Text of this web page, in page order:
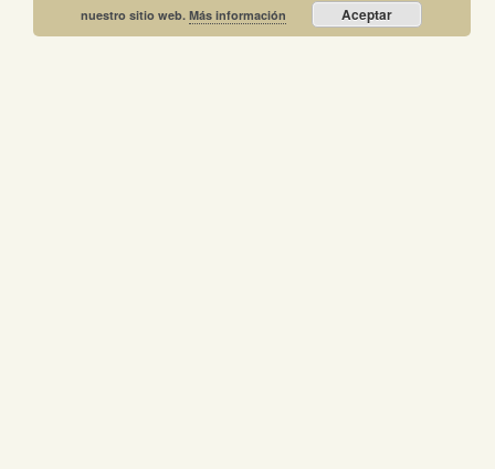
nuestro sitio web.Más información Aceptar